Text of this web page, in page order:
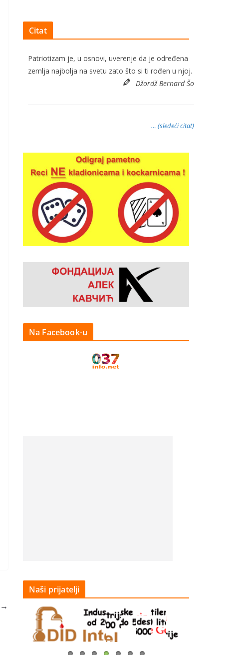
→
Citat
Patriotizam je, u osnovi, uverenje da je određena
zemlja najbolja na svetu zato što si ti rođen u njoj.
Džordž Bernard Šo
… (sledeći citat)
Na Facebook-u
Naši prijatelji